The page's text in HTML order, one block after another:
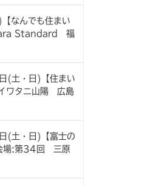
なんでも住まい
Standard 福
(土・日)【住まい
ワタニ山陽 広島
(土・日)【富士の
場:第34回 三原